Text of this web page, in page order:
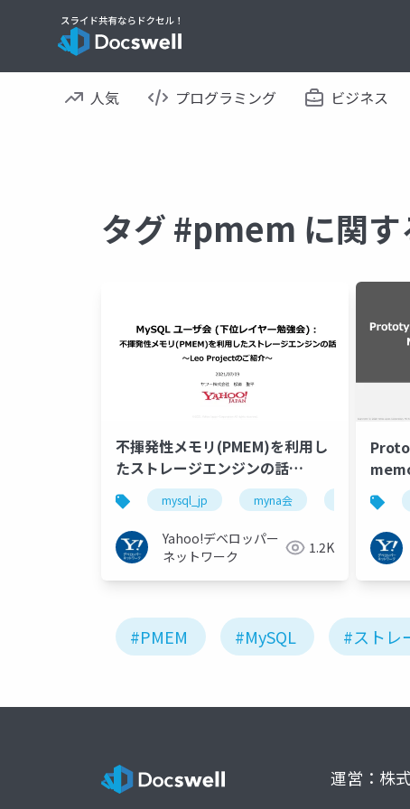
人気 プログラミング ビジネス
タグ #pmem に関す
不揮発性メモリ(PMEM)を利用し
たストレージエンジンの話
#mysql_jp #myna会 #yahoo
#mysql #pmem #不揮発性メモ
リ
mysql_jp myna会 yahoo
Yahoo!デベロッパー
ネットワーク
1.2K
#PMEM #MySQL #ストレ
運営：株